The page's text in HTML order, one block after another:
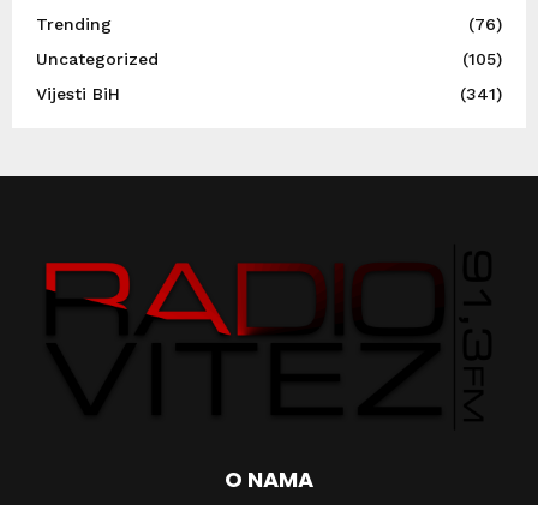
Trending
(76)
Uncategorized
(105)
Vijesti BiH
(341)
O NAMA